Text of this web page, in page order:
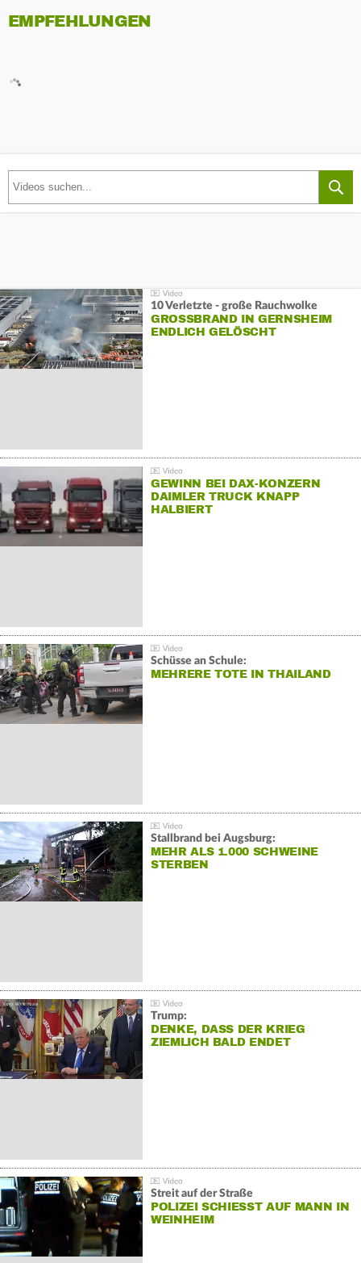
EMPFEHLUNGEN
10 Verletzte - große Rauchwolke
GROSSBRAND IN GERNSHEIM E
NDLICH GELÖSCHT
GEWINN BEI DAX-KONZERN
DAIMLER TRUCK KNAPP
HALBIERT
Schüsse an Schule:
MEHRERE TOTE IN THAILAND
Stallbrand bei Augsburg:
MEHR ALS 1.000 SCHWEINE
STERBEN
Trump:
DENKE, DASS DER KRIEG
ZIEMLICH BALD ENDET
Streit auf der Straße
POLIZEI SCHIESST AUF MANN IN W
EINHEIM